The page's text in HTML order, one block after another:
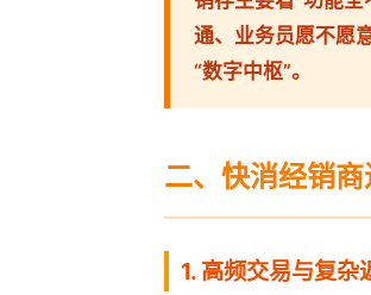
通、业务员愿不愿
“数字中枢”。
二、快消经销
1. 高频交易与复